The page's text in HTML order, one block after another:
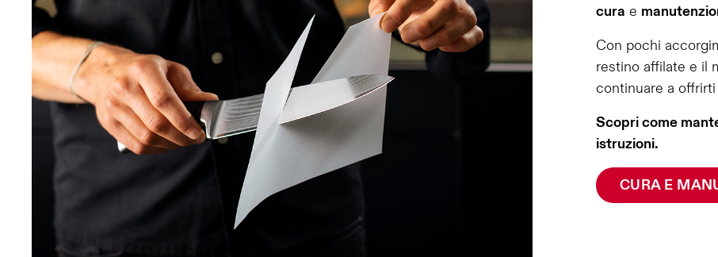
cura e
Con pochi
restino affilate e il
continuare a
Scopri come
istruzioni.
CURA E